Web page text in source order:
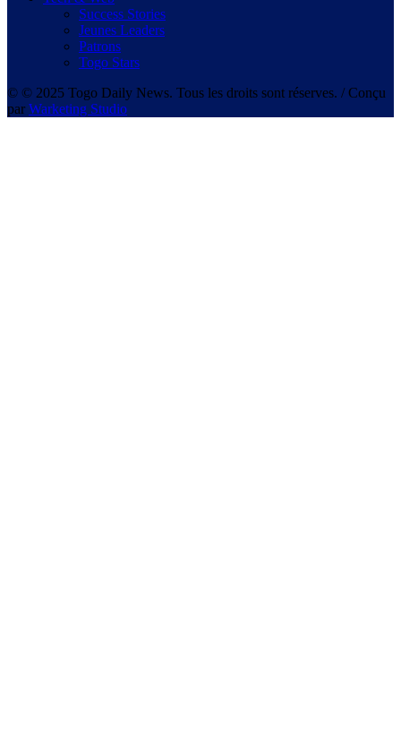
Success Stories
Jeunes Leaders
Patrons
Togo Stars
© © 2025 Togo Daily News. Tous les droits sont réserves. / Conçu
par Warketing Studio